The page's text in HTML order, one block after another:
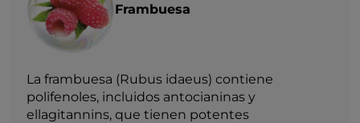
Frambuesa
La frambuesa (Rubus idaeus) contiene
polifenoles, incluidos antocianinas y
ellagitannins, que tienen potentes